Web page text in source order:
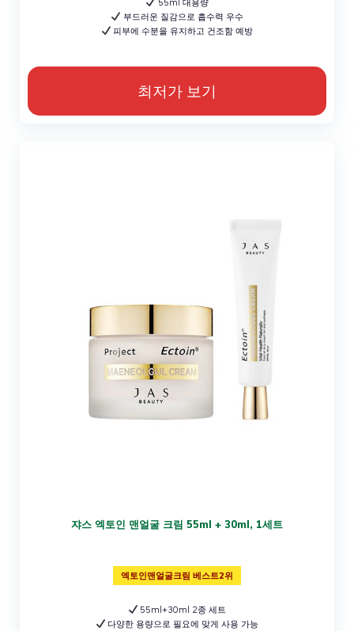
부드러운 질감으로 흡수력 우수
피부에 수분을 유지하고 건조함 예방
최저가 보기
쟈스 엑토인 맨얼굴 크림 55ml + 30ml, 1세트
엑토인맨얼굴크림 베스트2위
55ml+30ml 2종 세트
다양한 용량으로 필요에 맞게 사용 가능